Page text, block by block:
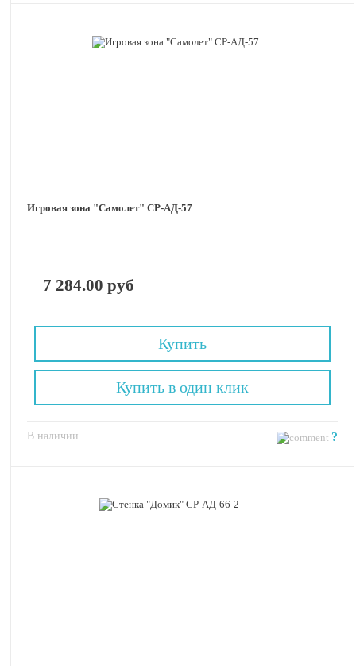
Игровая зона "Самолет" СР-АД-57
7 284.00 руб
Купить
В наличии ?
Купить в один клик